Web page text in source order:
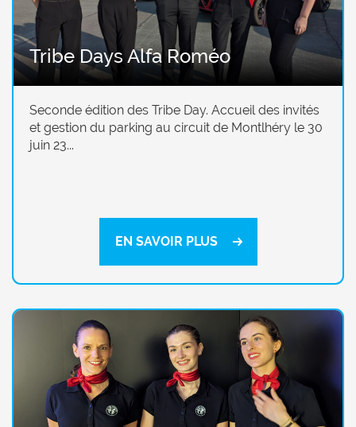
Tribe Days Alfa Roméo
Seconde édition des Tribe Day. Accueil des invités
et gestion du parking au circuit de Montlhéry le 30
juin 23...
EN SAVOIR PLUS